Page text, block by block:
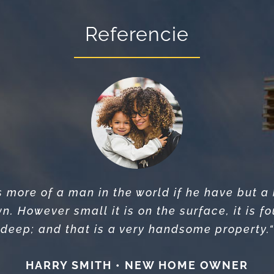
Referencie
more of a man in the world if he have but
However small it is on the surface, it is
deep; and that is a very handsome property.“
HARRY SMITH • NEW HOME OWNER
estate investors soon quit the profession
you often see a side of humanity that
funds, and saving money shelter you from.“
JOHN DOE • PROPERTY INVESTOR